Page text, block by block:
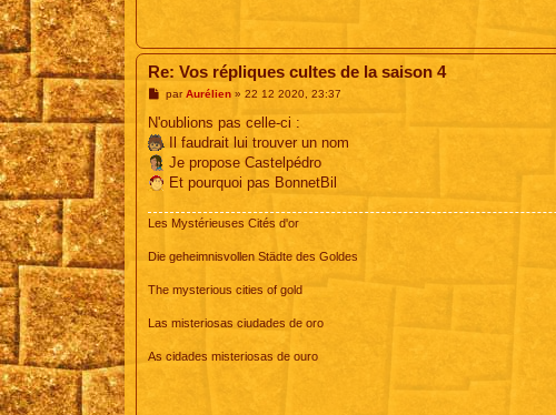
Re: Vos répliques cultes de la saison 4
M
s
a
g
e
parAurélien» 22 12 2020, 23:37
N'oublions pas celle-ci :
Il faudrait lui trouver un nom
Je propose Castelpédro
Et pourquoi pas BonnetBil
Les Mystérieuses Cités d'or
Die geheimnisvollen Städte des Goldes
The mysterious cities of gold
Las misteriosas ciudades de oro
As cidades misteriosas de ouro